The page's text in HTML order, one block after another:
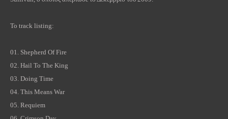
Το track listing:
01. Shepherd Of Fire
02. Hail To The King
03. Doing Time
04. This Means War
05. Requiem